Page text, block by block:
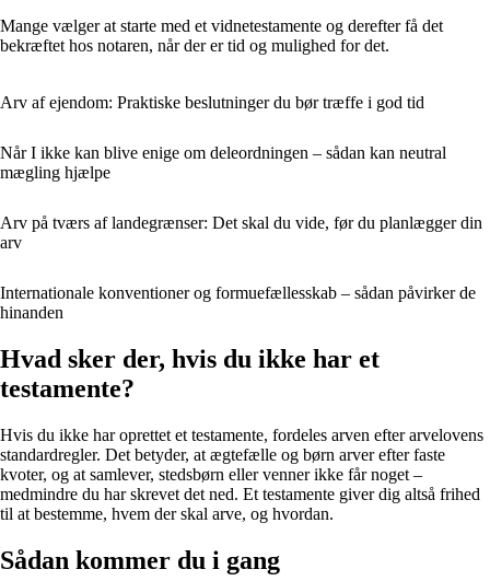
Mange vælger at starte med et vidnetestamente og derefter få det
bekræftet hos notaren, når der er tid og mulighed for det.
Arv af ejendom: Praktiske beslutninger du bør træffe i god tid
Når I ikke kan blive enige om deleordningen – sådan kan neutral
mægling hjælpe
Arv på tværs af landegrænser: Det skal du vide, før du planlægger din
arv
Internationale konventioner og formuefællesskab – sådan påvirker de
hinanden
Hvad sker der, hvis du ikke har et
testamente?
Hvis du ikke har oprettet et testamente, fordeles arven efter arvelovens
standardregler. Det betyder, at ægtefælle og børn arver efter faste
kvoter, og at samlever, stedsbørn eller venner ikke får noget –
medmindre du har skrevet det ned. Et testamente giver dig altså frihed
til at bestemme, hvem der skal arve, og hvordan.
Sådan kommer du i gang